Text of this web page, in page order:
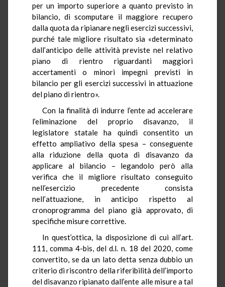
per un importo superiore a quanto previsto in
bilancio, di scomputare il maggiore recupero
dalla quota da ripianare negli esercizi successivi,
purché tale migliore risultato sia «determinato
dall’anticipo delle attività previste nel relativo
piano di rientro riguardanti maggiori
accertamenti o minori impegni previsti in
bilancio per gli esercizi successivi in attuazione
del piano di rientro».
Con la finalità di indurre l’ente ad accelerare
l’eliminazione del proprio disavanzo, il
legislatore statale ha quindi consentito un
effetto ampliativo della spesa – conseguente
alla riduzione della quota di disavanzo da
applicare al bilancio – legandolo però alla
verifica che il migliore risultato conseguito
nell’esercizio precedente consista
nell’attuazione, in anticipo rispetto al
cronoprogramma del piano già approvato, di
specifiche misure correttive.
In quest’ottica, la disposizione di cui all’art.
111, comma 4-bis, del d.l. n. 18 del 2020, come
convertito, se da un lato detta senza dubbio un
criterio di riscontro della riferibilità dell’importo
del disavanzo ripianato dall’ente alle misure a tal